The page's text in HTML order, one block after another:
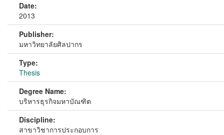
Date:
2013
Publisher:
มหาวิทยาลัยศิลปากร
Type:
Thesis
Degree Name:
บริหารธุรกิจมหาบัณฑิต
Discipline:
สาขาวิชาการประกอบการ